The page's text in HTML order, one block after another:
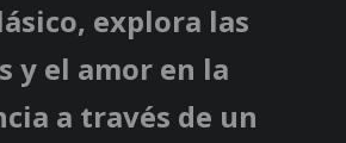
explora las
y el amor en la
a través de un